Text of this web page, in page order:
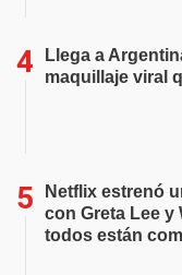
Llega a
maquillaje viral
Netflix estrenó
con Greta Lee y
todos están